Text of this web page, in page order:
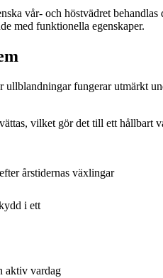
vår- och höstvädret
med funktionella egenskaper.
fungerar utmärkt
vilket gör det till ett
årstidernas växlingar
i ett
aktiv vardag